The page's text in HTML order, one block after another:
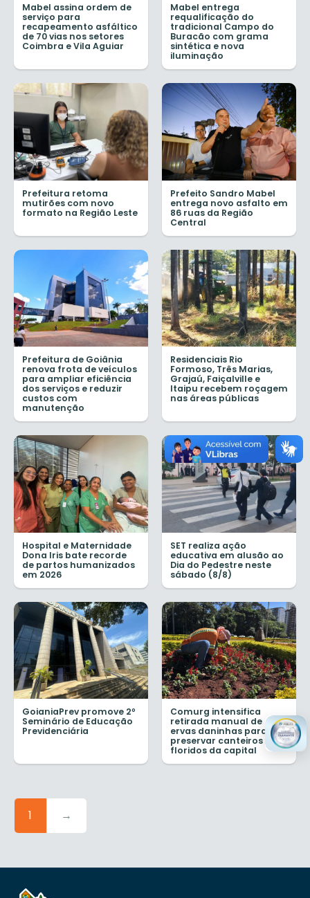
Mabel assina ordem de
serviço para
recapeamento asfáltico
de 70 vias nos setores
Coimbra e Vila Aguiar
Mabel entrega
requalificação do
tradicional Campo do
Buracão com grama
sintética e nova
iluminação
Prefeitura retoma
mutirões com novo
formato na Região Leste
Prefeito Sandro Mabel
entrega novo asfalto em
86 ruas da Região
Central
Prefeitura de Goiânia
renova frota de veículos
para ampliar eficiência
dos serviços e reduzir
custos com
manutenção
Residenciais Rio
Formoso, Três Marias,
Grajaú, Faiçalville e
Itaipu recebem roçagem
nas áreas públicas
Hospital e Maternidade
Dona Iris bate recorde
de partos humanizados
em 2026
SET realiza ação
educativa em alusão ao
Dia do Pedestre neste
sábado (8/8)
GoianiaPrev promove 2º
Seminário de Educação
Previdenciária
Comurg intensifica
retirada manual de
ervas daninhas para
preservar canteiros de
floridos da capital
1 →